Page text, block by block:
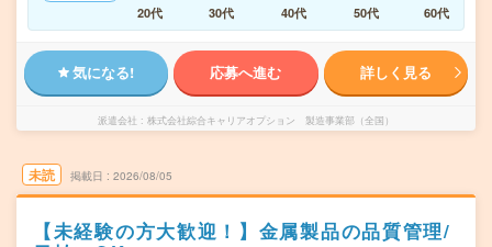
20代
30代 40代 50代 60代
気になる! 応募へ進む 詳しく見る
派遣会社 株式会社綜合キャリアオプション 製造事業部（全国）
未読 掲載日 2026/08/05
【未経験の方大歓迎！】金属製品の品質管理/